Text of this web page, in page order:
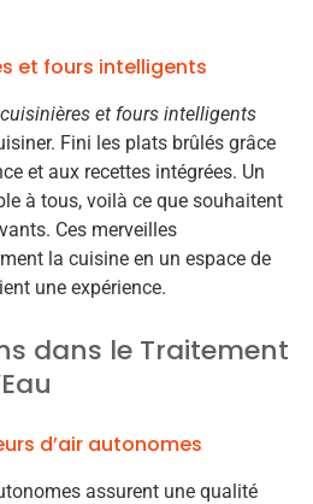
et fours intelligents
cuisinières et fours intelligents
Fini les plats brûlés grâce
et aux recettes intégrées. Un
à tous, voilà ce que souhaitent
Ces merveilles
la cuisine en un espace de
une expérience.
dans le Traitement
d’air autonomes
assurent une qualité